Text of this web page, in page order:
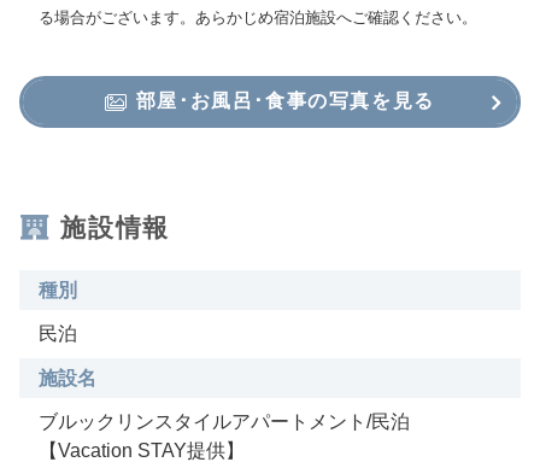
る場合がございます。あらかじめ宿泊施設へご確認ください。
部屋･お風呂･食事の写真を見る
施設情報
種別
民泊
施設名
ブルックリンスタイルアパートメント/民泊
【Vacation STAY提供】